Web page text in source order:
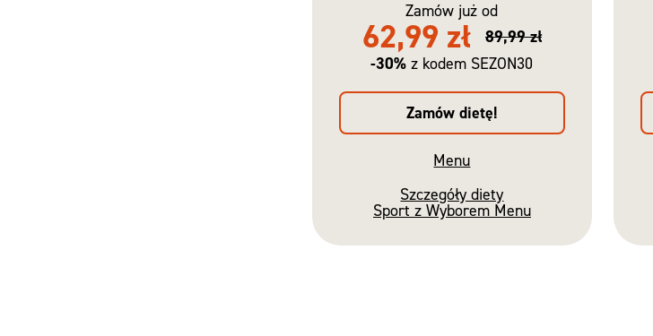
Zamów już od
62,99 zł
89,99 zł
-30% z kodem SEZON30
Zamów dietę!
Menu
Szczegóły diety
Sport z Wyborem Menu